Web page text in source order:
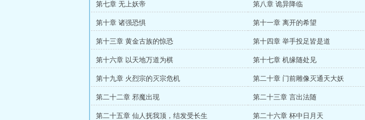
第七章 无上妖帝 第八章 诡异降临
第十章 诸强恐惧 第十一章 离开的希望
第十三章 黄金古族的惊恐 第十四章 举手投足皆是道
第十六章 以天地万道为棋 第十七章 机缘随处见
第十九章 火烈宗的灭宗危机 第二十章 门前雕像灭通天大妖
第二十二章 邪魔出现 第二十三章 言出法随
第二十五章 仙人抚我顶，结发受长生 第二十六章 杯中日月天